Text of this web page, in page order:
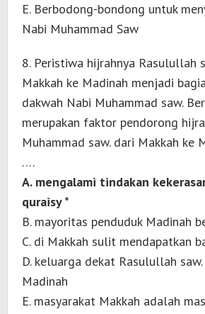
E. Berbodong-bondong untuk
Nabi Muhammad Saw
8. Peristiwa hijrahnya Rasulullah
Makkah ke Madinah menjadi
dakwah Nabi Muhammad saw.
merupakan faktor pendorong
Muhammad saw. dari Makkah ke
….
A. mengalami tindakan
quraisy *
B. mayoritas penduduk Madinah
C. di Makkah sulit mendapatkan
D. keluarga dekat Rasulullah
Madinah
E. masyarakat Makkah adalah